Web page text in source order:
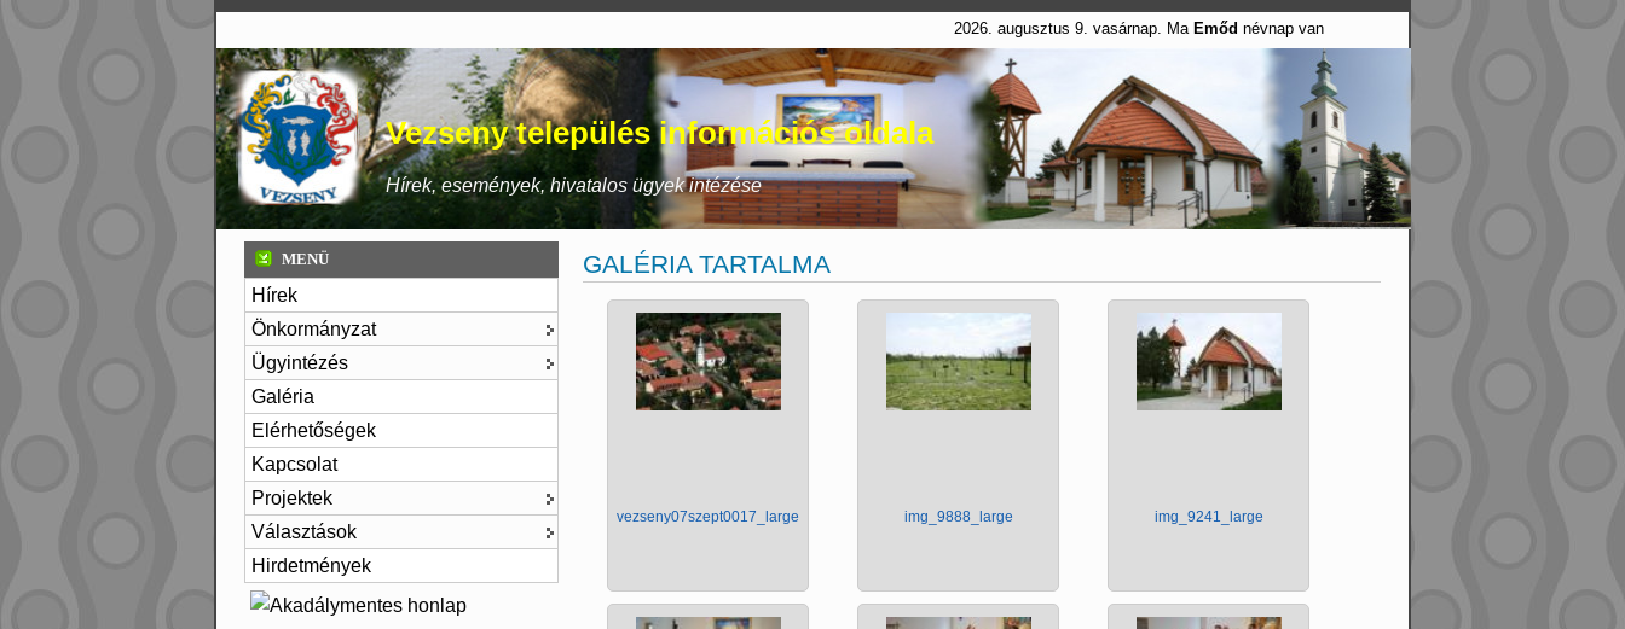
2026. augusztus 9. vasárnap. Ma Emőd névnap van
Vezseny település információs oldala
Hírek, események, hivatalos ügyek intézése
MENÜ
Hírek
Önkormányzat
Ügyintézés
Galéria
Elérhetőségek
Kapcsolat
Projektek
Választások
Hirdetmények
GALÉRIA TARTALMA
vezseny07szept0017_large img_9888_large img_9241_large